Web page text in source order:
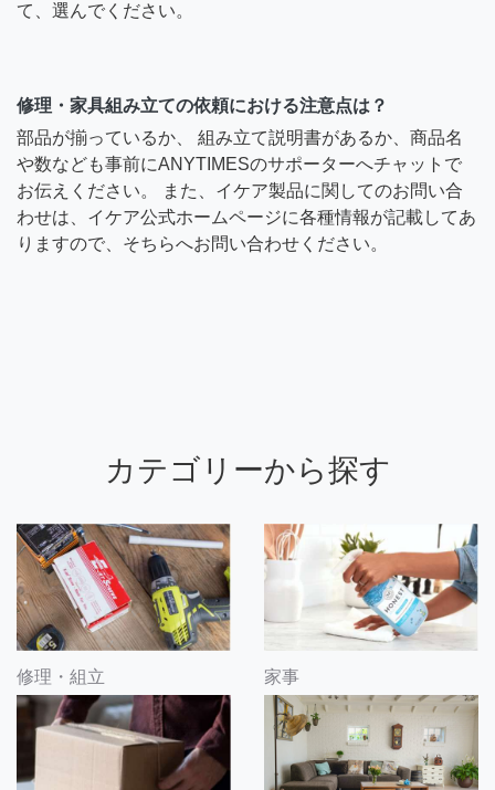
て、選んでください。
修理・家具組み立ての依頼における注意点は？
部品が揃っているか、 組み立て説明書があるか、商品名
や数なども事前にANYTIMESのサポーターへチャットで
お伝えください。 また、イケア製品に関してのお問い合
わせは、イケア公式ホームページに各種情報が記載してあ
りますので、そちらへお問い合わせください。
カテゴリーから探す
修理・組立 家事